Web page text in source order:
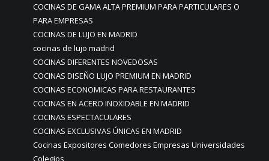
COCINAS DE GAMA ALTA PREMIUM PARA PARTICULARES O
PARA EMPRESAS
COCINAS DE LUJO EN MADRID
cocinas de lujo madrid
COCINAS DIFERENTES NOVEDOSAS
COCINAS DISEÑO LUJO PREMIUM EN MADRID
COCINAS ECONOMICAS PARA RESTAURANTES
COCINAS EN ACERO INOXIDABLE EN MADRID
COCINAS ESPECTACULARES
COCINAS EXCLUSIVAS ÚNICAS EN MADRID
Cocinas Expositores Comedores Empresas Universidades
Colegios